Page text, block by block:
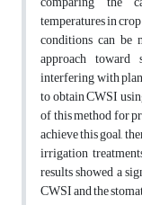
temperatures in
conditions can be
approach toward
interfering with
to obtain CWSI
of this method for
achieve this goal,
irrigation
results showed a
CWSI and the